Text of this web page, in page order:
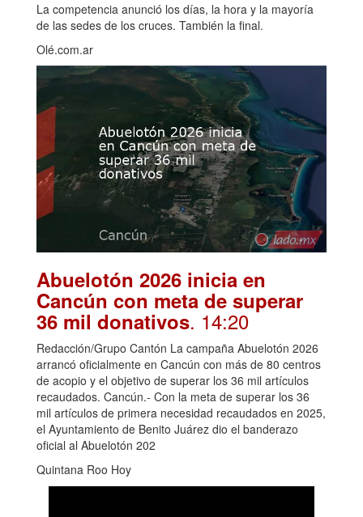
La competencia anunció los días, la hora y la mayoría
de las sedes de los cruces. También la final.
Olé.com.ar
Abuelotón 2026 inicia en
Cancún con meta de superar
36 mil donativos. 14:20
Redacción/Grupo Cantón La campaña Abuelotón 2026
arrancó oficialmente en Cancún con más de 80 centros
de acopio y el objetivo de superar los 36 mil artículos
recaudados. Cancún.- Con la meta de superar los 36
mil artículos de primera necesidad recaudados en 2025,
el Ayuntamiento de Benito Juárez dio el banderazo
oficial al Abuelotón 202
Quintana Roo Hoy